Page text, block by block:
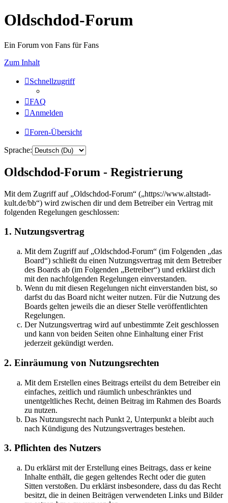
Oldschdod-Forum
Ein Forum von Fans für Fans
Zum Inhalt
Schnellzugriff
FAQ
Anmelden
Foren-Übersicht
Sprache:
Oldschdod-Forum - Registrierung
Mit dem Zugriff auf „Oldschdod-Forum“ („https://www.altstadt-
kult.de/bb“) wird zwischen dir und dem Betreiber ein Vertrag mit
folgenden Regelungen geschlossen:
1. Nutzungsvertrag
Mit dem Zugriff auf „Oldschdod-Forum“ (im Folgenden „das
Board“) schließt du einen Nutzungsvertrag mit dem Betreiber
des Boards ab (im Folgenden „Betreiber“) und erklärst dich
mit den nachfolgenden Regelungen einverstanden.
Wenn du mit diesen Regelungen nicht einverstanden bist, so
darfst du das Board nicht weiter nutzen. Für die Nutzung des
Boards gelten jeweils die an dieser Stelle veröffentlichten
Regelungen.
Der Nutzungsvertrag wird auf unbestimmte Zeit geschlossen
und kann von beiden Seiten ohne Einhaltung einer Frist
jederzeit gekündigt werden.
2. Einräumung von Nutzungsrechten
Mit dem Erstellen eines Beitrags erteilst du dem Betreiber ein
einfaches, zeitlich und räumlich unbeschränktes und
unentgeltliches Recht, deinen Beitrag im Rahmen des Boards
zu nutzen.
Das Nutzungsrecht nach Punkt 2, Unterpunkt a bleibt auch
nach Kündigung des Nutzungsvertrages bestehen.
3. Pflichten des Nutzers
Du erklärst mit der Erstellung eines Beitrags, dass er keine
Inhalte enthält, die gegen geltendes Recht oder die guten
Sitten verstoßen. Du erklärst insbesondere, dass du das Recht
besitzt, die in deinen Beiträgen verwendeten Links und Bilder